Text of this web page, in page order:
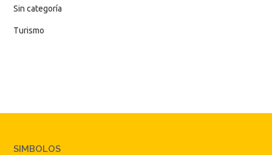
Sin categoría
Turismo
SIMBOLOS